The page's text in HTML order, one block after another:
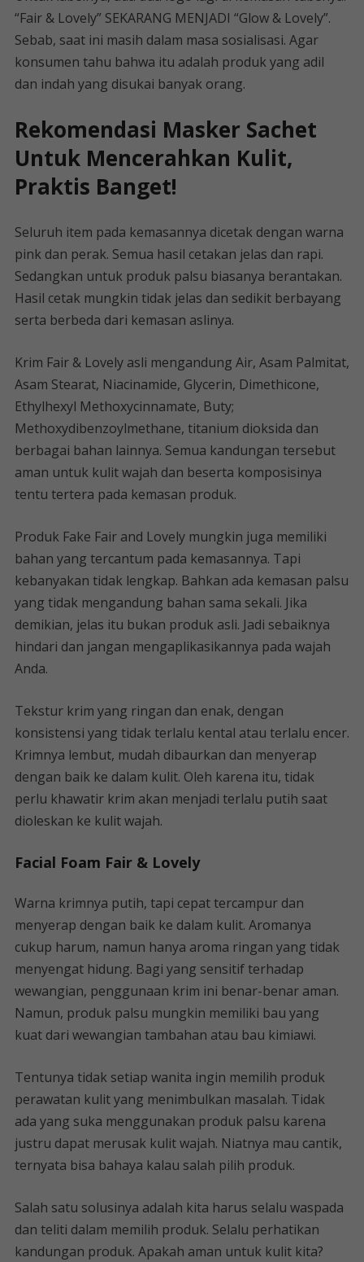
“Fair & Lovely” SEKARANG MENJADI “Glow & Lovely”.
Sebab, saat ini masih dalam masa sosialisasi. Agar
konsumen tahu bahwa itu adalah produk yang adil
dan indah yang disukai banyak orang.
Rekomendasi Masker Sachet
Untuk Mencerahkan Kulit,
Praktis Banget!
Seluruh item pada kemasannya dicetak dengan warna
pink dan perak. Semua hasil cetakan jelas dan rapi.
Sedangkan untuk produk palsu biasanya berantakan.
Hasil cetak mungkin tidak jelas dan sedikit berbayang
serta berbeda dari kemasan aslinya.
Krim Fair & Lovely asli mengandung Air, Asam Palmitat,
Asam Stearat, Niacinamide, Glycerin, Dimethicone,
Ethylhexyl Methoxycinnamate, Buty;
Methoxydibenzoylmethane, titanium dioksida dan
berbagai bahan lainnya. Semua kandungan tersebut
aman untuk kulit wajah dan beserta komposisinya
tentu tertera pada kemasan produk.
Produk Fake Fair and Lovely mungkin juga memiliki
bahan yang tercantum pada kemasannya. Tapi
kebanyakan tidak lengkap. Bahkan ada kemasan palsu
yang tidak mengandung bahan sama sekali. Jika
demikian, jelas itu bukan produk asli. Jadi sebaiknya
hindari dan jangan mengaplikasikannya pada wajah
Anda.
Tekstur krim yang ringan dan enak, dengan
konsistensi yang tidak terlalu kental atau terlalu encer.
Krimnya lembut, mudah dibaurkan dan menyerap
dengan baik ke dalam kulit. Oleh karena itu, tidak
perlu khawatir krim akan menjadi terlalu putih saat
dioleskan ke kulit wajah.
Facial Foam Fair & Lovely
Warna krimnya putih, tapi cepat tercampur dan
menyerap dengan baik ke dalam kulit. Aromanya
cukup harum, namun hanya aroma ringan yang tidak
menyengat hidung. Bagi yang sensitif terhadap
wewangian, penggunaan krim ini benar-benar aman.
Namun, produk palsu mungkin memiliki bau yang
kuat dari wewangian tambahan atau bau kimiawi.
Tentunya tidak setiap wanita ingin memilih produk
perawatan kulit yang menimbulkan masalah. Tidak
ada yang suka menggunakan produk palsu karena
justru dapat merusak kulit wajah. Niatnya mau cantik,
ternyata bisa bahaya kalau salah pilih produk.
Salah satu solusinya adalah kita harus selalu waspada
dan teliti dalam memilih produk. Selalu perhatikan
kandungan produk. Apakah aman untuk kulit kita?